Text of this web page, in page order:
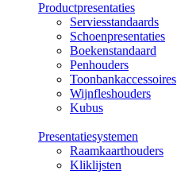
Productpresentaties
Serviesstandaards
Schoenpresentaties
Boekenstandaard
Penhouders
Toonbankaccessoires
Wijnfleshouders
Kubus
Presentatiesystemen
Raamkaarthouders
Kliklijsten